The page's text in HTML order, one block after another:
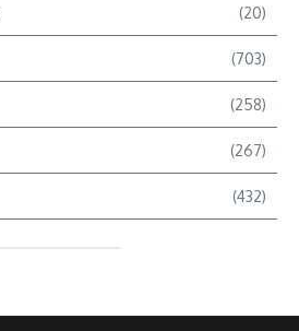
(20)
(703)
(258)
(267)
(432)